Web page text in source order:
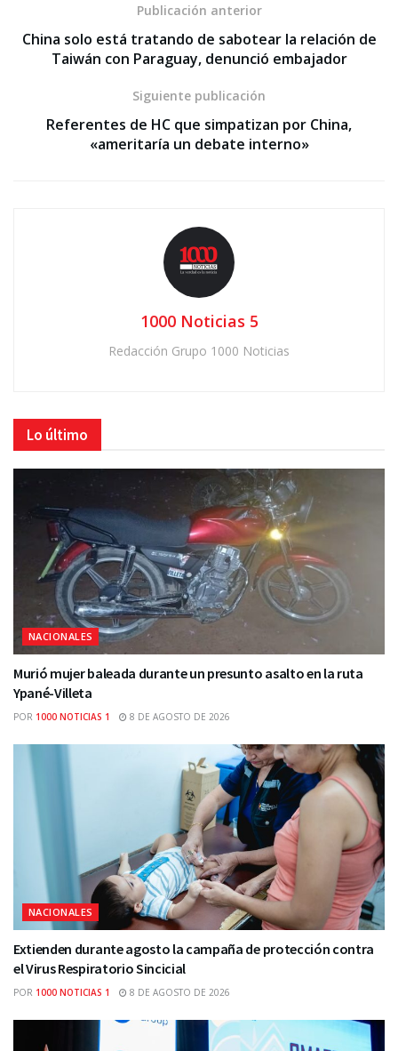
Publicación anterior
China solo está tratando de sabotear la relación de
Taiwán con Paraguay, denunció embajador
Siguiente publicación
Referentes de HC que simpatizan por China,
«ameritaría un debate interno»
1000 Noticias 5
Redacción Grupo 1000 Noticias
Lo último
NACIONALES
Murió mujer baleada durante un presunto asalto en la ruta
Ypané-Villeta
POR 1000 NOTICIAS 1 8 DE AGOSTO DE 2026
NACIONALES
Extienden durante agosto la campaña de protección contra
el Virus Respiratorio Sincicial
POR 1000 NOTICIAS 1 8 DE AGOSTO DE 2026